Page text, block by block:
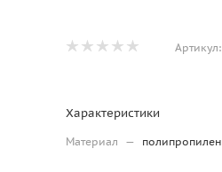
Артикул:
Характеристики
Материал — полипропилен